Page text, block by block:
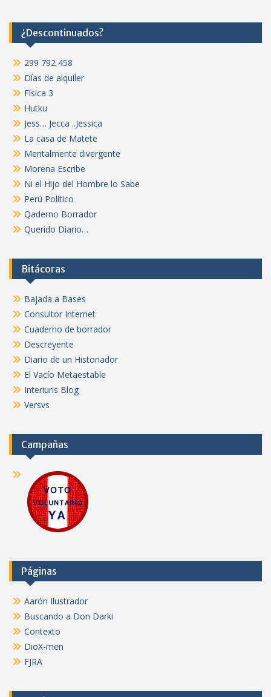
¿Descontinuados?
299 792 458
Días de alquiler
Física 3
Hutku
Jess… Jecca ..Jessica
La casa de Matete
Mentalmente divergente
Morena Escribe
Ni el Hijo del Hombre lo Sabe
Perú Político
Qaderno Borrador
Querido Diario…
Bitácoras
Bajada a Bases
Consultor Internet
Cuaderno de borrador
Descreyente
Diario de un Historiador
El Vacío Metaestable
Interiuris Blog
Versvs
Campañas
Páginas
Aarón Ilustrador
Buscando a Don Darki
Contexto
DioX-men
FJRA